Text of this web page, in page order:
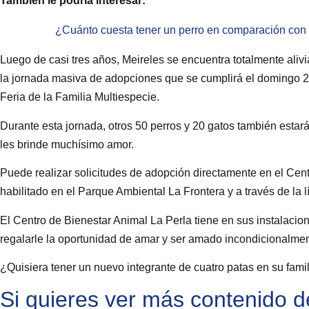
¿Cuánto cuesta tener un perro en comparación
Luego de casi tres años, Meireles se encuentra totalmente
la jornada masiva de adopciones que se cumplirá el domingo
Feria de la Familia Multiespecie.
Durante esta jornada, otros 50 perros y 20 gatos también
les brinde muchísimo amor.
Puede realizar solicitudes de adopción directamente en el
habilitado en el Parque Ambiental La Frontera y a través de
El Centro de Bienestar Animal La Perla tiene en sus
regalarle la oportunidad de amar y ser amado
¿Quisiera tener un nuevo integrante de cuatro patas en su
Si quieres ver más contenido